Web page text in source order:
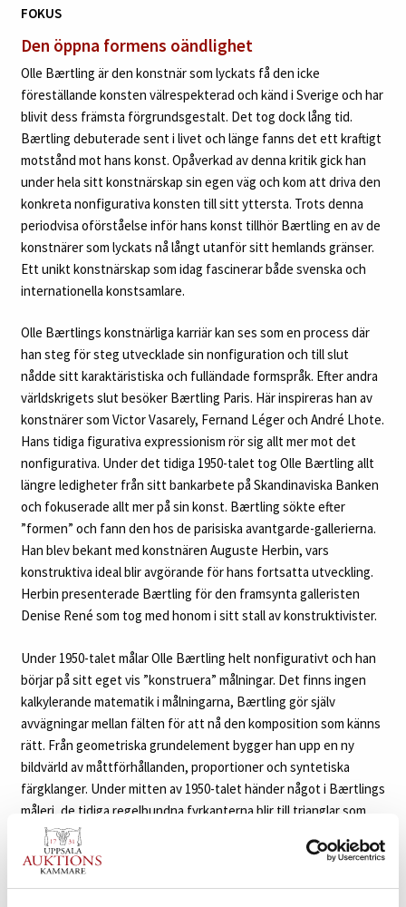
FOKUS
Den öppna formens oändlighet
Olle Bærtling är den konstnär som lyckats få den icke
föreställande konsten välrespekterad och känd i Sverige och har
blivit dess främsta förgrundsgestalt. Det tog dock lång tid.
Bærtling debuterade sent i livet och länge fanns det ett kraftigt
motstånd mot hans konst. Opåverkad av denna kritik gick han
under hela sitt konstnärskap sin egen väg och kom att driva den
konkreta nonfigurativa konsten till sitt yttersta. Trots denna
periodvisa oförståelse inför hans konst tillhör Bærtling en av de
konstnärer som lyckats nå långt utanför sitt hemlands gränser.
Ett unikt konstnärskap som idag fascinerar både svenska och
internationella konstsamlare.
Olle Bærtlings konstnärliga karriär kan ses som en process där
han steg för steg utvecklade sin nonfiguration och till slut
nådde sitt karaktäristiska och fulländade formspråk. Efter andra
världskrigets slut besöker Bærtling Paris. Här inspireras han av
konstnärer som Victor Vasarely, Fernand Léger och André Lhote.
Hans tidiga figurativa expressionism rör sig allt mer mot det
nonfigurativa. Under det tidiga 1950-talet tog Olle Bærtling allt
längre ledigheter från sitt bankarbete på Skandinaviska Banken
och fokuserade allt mer på sin konst. Bærtling sökte efter
”formen” och fann den hos de parisiska avantgarde-gallerierna.
Han blev bekant med konstnären Auguste Herbin, vars
konstruktiva ideal blir avgörande för hans fortsatta utveckling.
Herbin presenterade Bærtling för den framsynta galleristen
Denise René som tog med honom i sitt stall av konstruktivister.
Under 1950-talet målar Olle Bærtling helt nonfigurativt och han
börjar på sitt eget vis ”konstruera” målningar. Det finns ingen
kalkylerande matematik i målningarna, Bærtling gör själv
avvägningar mellan fälten för att nå den komposition som känns
rätt. Från geometriska grundelement bygger han upp en ny
bildvärld av måttförhållanden, proportioner och syntetiska
färgklanger. Under mitten av 1950-talet händer något i Bærtlings
måleri, de tidiga regelbundna fyrkanterna blir till trianglar som
spränger ramarna och tar sig utanför duken, öppna vinklar som
fortsätter ut i oändligheten – ”den öppna formen” föds. I
begreppet ”den öppna formen” strävade Bærtling efter att